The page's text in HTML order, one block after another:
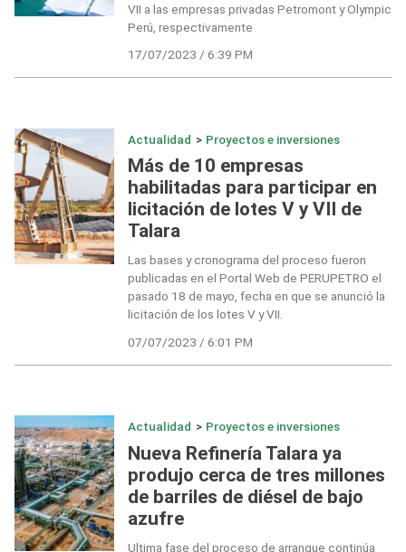
VII a las empresas privadas Petromont y Olympic
Perú, respectivamente
17/07/2023 / 6:39 PM
Actualidad > Proyectos e inversiones
Más de 10 empresas
habilitadas para participar en
licitación de lotes V y VII de
Talara
Las bases y cronograma del proceso fueron
publicadas en el Portal Web de PERUPETRO el
pasado 18 de mayo, fecha en que se anunció la
licitación de los lotes V y VII.
07/07/2023 / 6:01 PM
Actualidad > Proyectos e inversiones
Nueva Refinería Talara ya
produjo cerca de tres millones
de barriles de diésel de bajo
azufre
Ultima fase del proceso de arranque continúa